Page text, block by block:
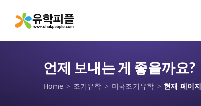
언제 보내는 게 좋을까요?
Home > 조기유학 > 미국조기유학 > 현재 페이지